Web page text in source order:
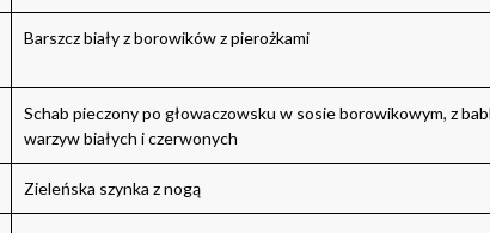
Barszcz biały z borowików z pierożkami
Schab pieczony po głowaczowsku w sosie borowikowym, z
warzyw białych i czerwonych
Zieleńska szynka z nogą